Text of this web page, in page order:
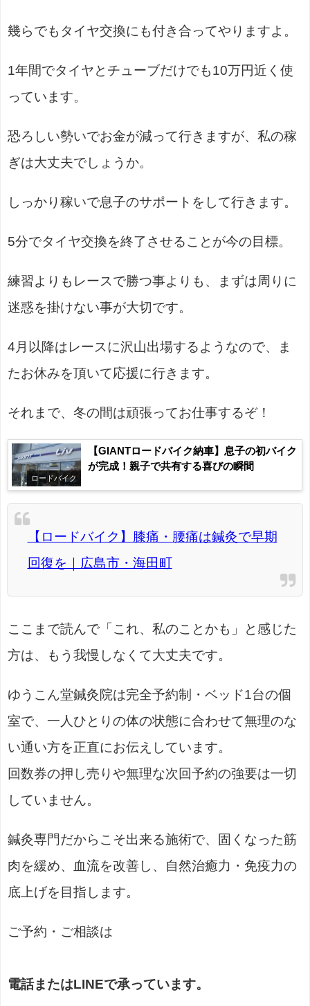
幾らでもタイヤ交換にも付き合ってやりますよ。
1年間でタイヤとチューブだけでも10万円近く使
っています。
恐ろしい勢いでお金が減って行きますが、私の稼
ぎは大丈夫でしょうか。
しっかり稼いで息子のサポートをして行きます。
5分でタイヤ交換を終了させることが今の目標。
練習よりもレースで勝つ事よりも、まずは周りに
迷惑を掛けない事が大切です。
4月以降はレースに沢山出場するようなので、ま
たお休みを頂いて応援に行きます。
それまで、冬の間は頑張ってお仕事するぞ！
ロードバイク
【GIANTロードバイク納車】息子の初バイク
が完成！親子で共有する喜びの瞬間
【ロードバイク】膝痛・腰痛は鍼灸で早期
回復を｜広島市・海田町
ここまで読んで「これ、私のことかも」と感じた
方は、もう我慢しなくて大丈夫です。
ゆうこん堂鍼灸院は完全予約制・ベッド1台の個
室で、一人ひとりの体の状態に合わせて無理のな
い通い方を正直にお伝えしています。
回数券の押し売りや無理な次回予約の強要は一切
していません。
鍼灸専門だからこそ出来る施術で、固くなった筋
肉を緩め、血流を改善し、自然治癒力・免疫力の
底上げを目指します。
ご予約・ご相談は
電話またはLINEで承っています。